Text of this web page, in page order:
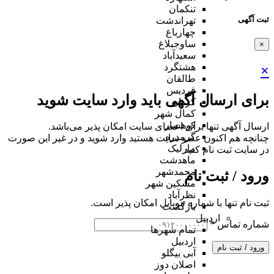
ثبت آگهی
×
×
برای ارسال آگهی باید وارد سایت شوید
ارسال آگهی تنها برای اعضای سایت امکان پذیر می‌باشد.
چنانچه هم‌ اکنون عضو سایت هستید وارد شوید و در غیر این صورت
در سایت ثبت نام کنید
ورود / ثبت نام
ثبت نام تنها با شماره موبایل امکان پذیر است.
شماره تماس*
ورود / ثبت نام
تنکمان
تهراندشت
چهارباغ
ساوجبلاغ
سعیدآباد
هشتگرد
طالقان
فردیس
کردان
کمال شهر
کوهسار
گرمدره
مارلیک
ماهدشت
محمدشهر
مشکین شهر
نظرآباد
بازگشت
اردبیل
تمام شهر‌ها
اردبیل
آبی بیگلو
اصلان دوز